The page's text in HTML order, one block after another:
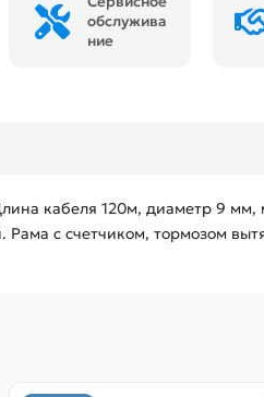
обслужива
ние
кабеля 120м, диаметр 9 мм,
с счетчиком, тормозом